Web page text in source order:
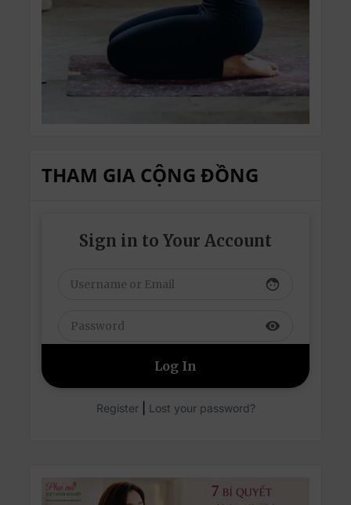
THAM GIA CỘNG ĐỒNG
Sign in to Your Account
face
visibility
Register| Lost your password?